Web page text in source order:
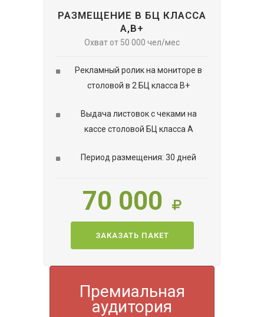
РАЗМЕЩЕНИЕ В БЦ КЛАССА
А,В+
Охват от 50 000 чел/мес
Рекламный ролик на мониторе в
столовой в 2 БЦ класса B+
Выдача листовок с чеками на
кассе столовой БЦ класса A
Период размещения: 30 дней
70 000
ЗАКАЗАТЬ ПАКЕТ
Премиальная
аудитория